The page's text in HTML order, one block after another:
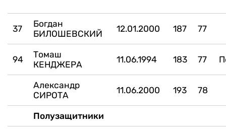
37
Богдан
БИЛОШЕВСКИЙ
12.01.2000 187 77
94
Томаш
КЕНДЖЕРА
11.06.1994 183 77
Александр
СИРОТА
11.06.2000 193 78
Полузащитники